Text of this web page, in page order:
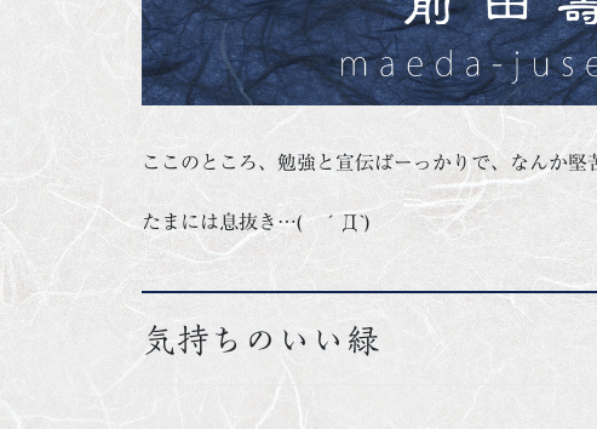
ここのところ、勉強と宣伝ばーっかりで、なんか
たまには息抜き…( ´Д`)
気持ちのいい緑